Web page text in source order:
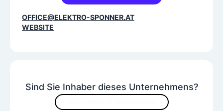
Gewerbeelektronik
Haushaltselektronik
Netzwerktechnik
Produkte
Beleuchtungsanlagen
Elektrogeräte
Sind Sie Inhaber dieses Unternehmens?
OFFICE@ELEKTRO-SPONNER.AT
WEBSITE